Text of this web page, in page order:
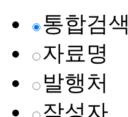
통합검색
자료명
발행처
작성자